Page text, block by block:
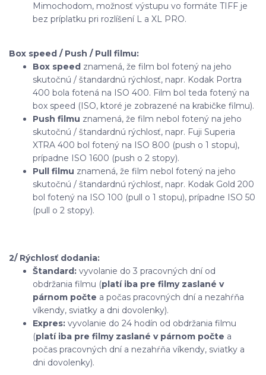
Mimochodom, možnosť výstupu vo formáte TIFF je
bez príplatku pri rozlíšení L a XL PRO.
Box speed / Push / Pull filmu:
Box speed znamená, že film bol fotený na jeho
skutočnú / štandardnú rýchlosť, napr. Kodak Portra
400 bola fotená na ISO 400. Film bol teda fotený na
box speed (ISO, ktoré je zobrazené na krabičke filmu).
Push filmu znamená, že film nebol fotený na jeho
skutočnú / štandardnú rýchlosť, napr. Fuji Superia
XTRA 400 bol fotený na ISO 800 (push o 1 stopu),
prípadne ISO 1600 (push o 2 stopy).
Pull filmu znamená, že film nebol fotený na jeho
skutočnú / štandardnú rýchlosť, napr. Kodak Gold 200
bol fotený na ISO 100 (pull o 1 stopu), prípadne ISO 50
(pull o 2 stopy).
2/ Rýchlosť dodania:
Štandard: vyvolanie do 3 pracovných dní od
obdržania filmu (platí iba pre filmy zaslané v
párnom počte a počas pracovných dní a nezahŕňa
víkendy, sviatky a dni dovolenky).
Expres: vyvolanie do 24 hodín od obdržania filmu
(platí iba pre filmy zaslané v párnom počte a
počas pracovných dní a nezahŕňa víkendy, sviatky a
dni dovolenky).